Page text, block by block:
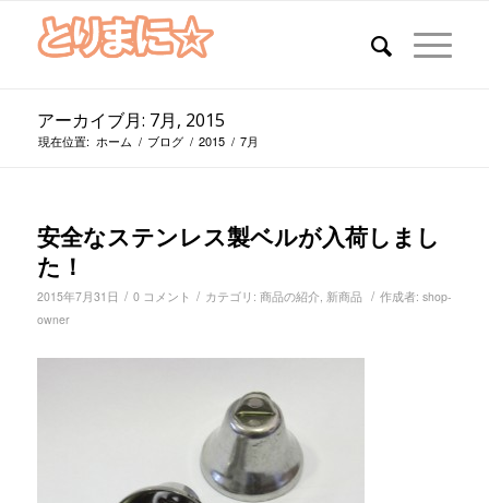
アーカイブ月: 7月, 2015
現在位置: ホーム / ブログ / 2015 / 7月
安全なステンレス製ベルが入荷しまし
た！
2015年7月31日 / 0 コメント / カテゴリ: 商品の紹介, 新商品 / 作成者: shop-
owner